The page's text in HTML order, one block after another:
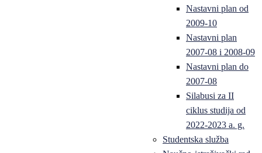
Nastavni plan od
2009-10
Nastavni plan
2007-08 i 2008-09
Nastavni plan do
2007-08
Silabusi za II
ciklus studija od
2022-2023 a. g.
Studentska služba